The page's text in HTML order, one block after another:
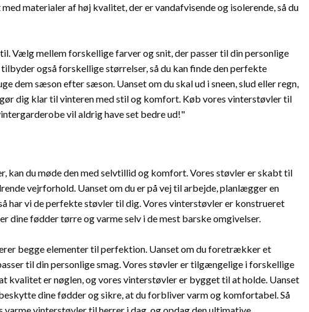
materialer af høj kvalitet, der er vandafvisende og isolerende, så du
Vælg mellem forskellige farver og snit, der passer til din personlige
tilbyder også forskellige størrelser, så du kan finde den perfekte
dem sæson efter sæson. Uanset om du skal ud i sneen, slud eller regn,
dig klar til vinteren med stil og komfort. Køb vores vinterstøvler til
vil aldrig have set bedre ud!"
kan du møde den med selvtillid og komfort. Vores støvler er skabt til
vejrforhold. Uanset om du er på vej til arbejde, planlægger en
har vi de perfekte støvler til dig. Vores vinterstøvler er konstrueret
dine fødder tørre og varme selv i de mest barske omgivelser.
begge elementer til perfektion. Uanset om du foretrækker et
til din personlige smag. Vores støvler er tilgængelige i forskellige
kvalitet er nøglen, og vores vinterstøvler er bygget til at holde. Uanset
dine fødder og sikre, at du forbliver varm og komfortabel. Så
vinterstøvler til herrer i dag, og opdag den ultimative